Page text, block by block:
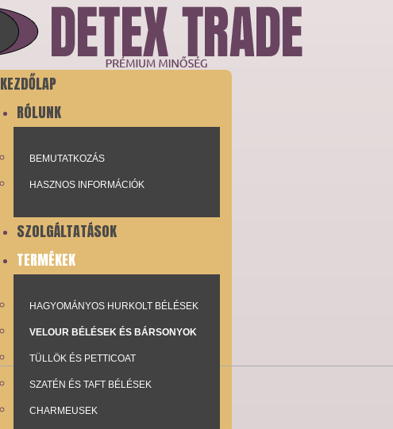
KEZDŐLAP
RÓLUNK
BEMUTATKOZÁS
HASZNOS INFORMÁCIÓK
SZOLGÁLTATÁSOK
TERMÉKEK
HAGYOMÁNYOS HURKOLT BÉLÉSEK
VELOUR BÉLÉSEK ÉS BÁRSONYOK
TÜLLÖK ÉS PETTICOAT
SZATÉN ÉS TAFT BÉLÉSEK
CHARMEUSEK